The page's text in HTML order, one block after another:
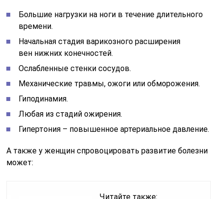
Большие нагрузки на ноги в течение длительного
времени.
Начальная стадия варикозного расширения
вен нижних конечностей.
Ослабленные стенки сосудов.
Механические травмы, ожоги или обморожения.
Гиподинамия.
Любая из стадий ожирения.
Гипертония – повышенное артериальное давление.
А также у женщин спровоцировать развитие болезни
может:
Читайте также: